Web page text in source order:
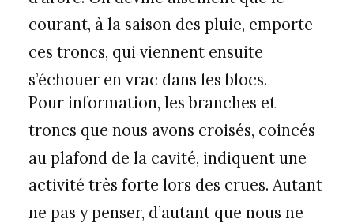
courant, à la saison des pluie, emporte
ces troncs, qui viennent ensuite
s’échouer en vrac dans les blocs.
Pour information, les branches et
troncs que nous avons croisés, coincés
au plafond de la cavité, indiquent une
activité très forte lors des crues. Autant
ne pas y penser, d’autant que nous ne